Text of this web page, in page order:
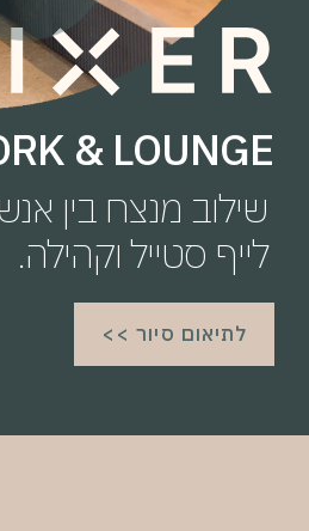
& LOUNGE
שילוב מנצח בין
לייף סטייל וקהילה.
לתיאום סיור >>